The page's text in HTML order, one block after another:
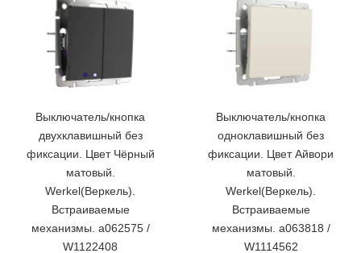
Выключатель/кнопка
двухклавишный без
фиксации. Цвет Чёрный
матовый.
Werkel(Веркель).
Встраиваемые
механизмы. a062575 /
W1122408
Выключатель/кнопка
одноклавишный без
фиксации. Цвет Айвори
матовый.
Werkel(Веркель).
Встраиваемые
механизмы. a063818 /
W1114562